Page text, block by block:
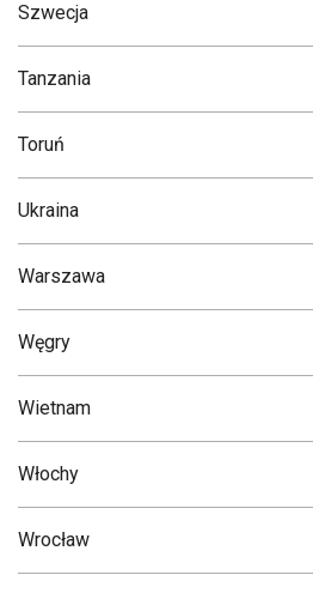
Szwecja
Tanzania
Toruń
Ukraina
Warszawa
Węgry
Wietnam
Włochy
Wrocław